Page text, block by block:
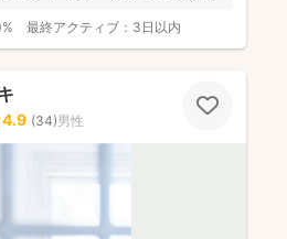
最終アクティブ： 3日以内
4.9 (34)男性